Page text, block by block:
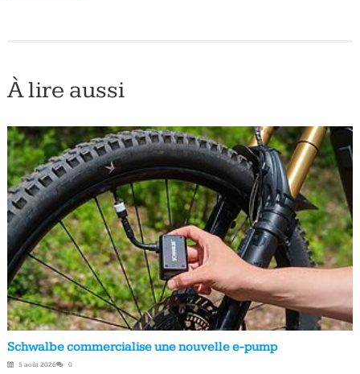
À lire aussi
Schwalbe commercialise une nouvelle e-pump
5 août 2026 0